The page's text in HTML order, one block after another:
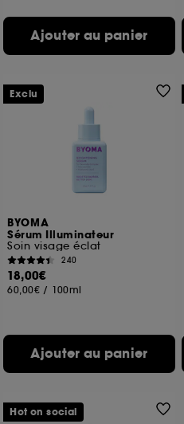
Ajouter au panier
BYOMA
Sérum Illuminateur
Soin visage éclat
240
18,00€
60,00€ / 100ml
Ajouter au panier
Exclu
Hot on social